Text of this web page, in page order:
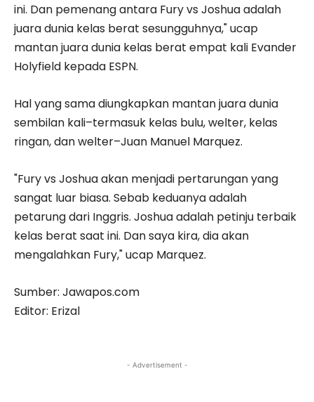
ini. Dan pemenang antara Fury vs Joshua adalah
juara dunia kelas berat sesungguhnya," ucap
mantan juara dunia kelas berat empat kali Evander
Holyfield kepada ESPN.
Hal yang sama diungkapkan mantan juara dunia
sembilan kali–termasuk kelas bulu, welter, kelas
ringan, dan welter–Juan Manuel Marquez.
"Fury vs Joshua akan menjadi pertarungan yang
sangat luar biasa. Sebab keduanya adalah
petarung dari Inggris. Joshua adalah petinju terbaik
kelas berat saat ini. Dan saya kira, dia akan
mengalahkan Fury," ucap Marquez.
Sumber: Jawapos.com
Editor: Erizal
- Advertisement -